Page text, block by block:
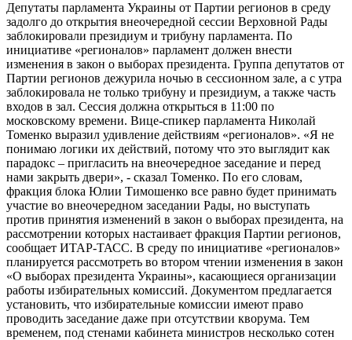
Депутаты парламента Украины от Партии регионов в среду
задолго до открытия внеочередной сессии Верховной Рады
заблокировали президиум и трибуну парламента. По
инициативе «регионалов» парламент должен внести
изменения в закон о выборах президента. Группа депутатов от
Партии регионов дежурила ночью в сессионном зале, а с утра
заблокировала не только трибуну и президиум, а также часть
входов в зал. Сессия должна открыться в 11:00 по
московскому времени. Вице-спикер парламента Николай
Томенко выразил удивление действиям «регионалов». «Я не
понимаю логики их действий, потому что это выглядит как
парадокс – пригласить на внеочередное заседание и перед
нами закрыть двери», - сказал Томенко. По его словам,
фракция блока Юлии Тимошенко все равно будет принимать
участие во внеочередном заседании Рады, но выступать
против принятия изменений в закон о выборах президента, на
рассмотрении которых настаивает фракция Партии регионов,
сообщает ИТАР-ТАСС. В среду по инициативе «регионалов»
планируется рассмотреть во втором чтении изменения в закон
«О выборах президента Украины», касающиеся организации
работы избирательных комиссий. Документом предлагается
установить, что избирательные комиссии имеют право
проводить заседание даже при отсутствии кворума. Тем
временем, под стенами кабинета министров несколько сотен